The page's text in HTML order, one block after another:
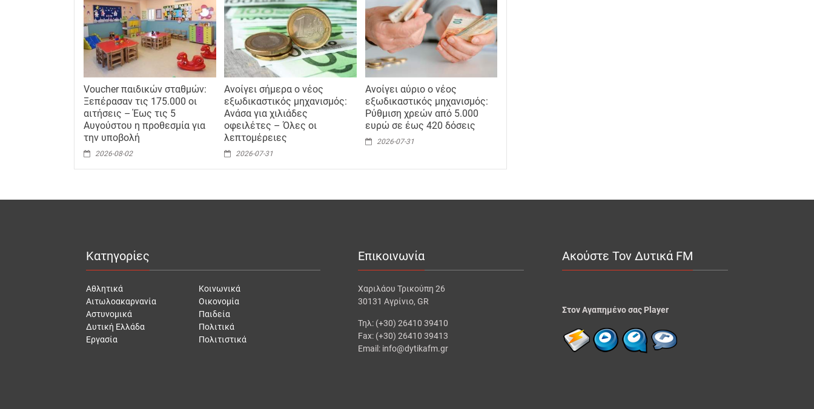
Voucher παιδικών σταθμών:
Ξεπέρασαν τις 175.000 οι
αιτήσεις – Έως τις 5
Αυγούστου η προθεσμία για
την υποβολή
2026-08-02
Ανοίγει σήμερα ο νέος
εξωδικαστικός μηχανισμός:
Ανάσα για χιλιάδες
οφειλέτες – Όλες οι
λεπτομέρειες
2026-07-31
Ανοίγει αύριο ο νέος
εξωδικαστικός μηχανισμός:
Ρύθμιση χρεών από 5.000
ευρώ σε έως 420 δόσεις
2026-07-31
Κατηγορίες
Αθλητικά
Αιτωλοακαρνανία
Αστυνομικά
Δυτική Ελλάδα
Εργασία
Κοινωνικά
Οικονομία
Παιδεία
Πολιτικά
Πολιτιστικά
Επικοινωνία
Χαριλάου Τρικούπη 26
30131 Αγρίνιο, GR
Τηλ: (+30) 26410 39410
Fax: (+30) 26410 39413
Email: info@dytikafm.gr
Ακούστε Τον Δυτικά FM
Στον Αγαπημένο σας Player